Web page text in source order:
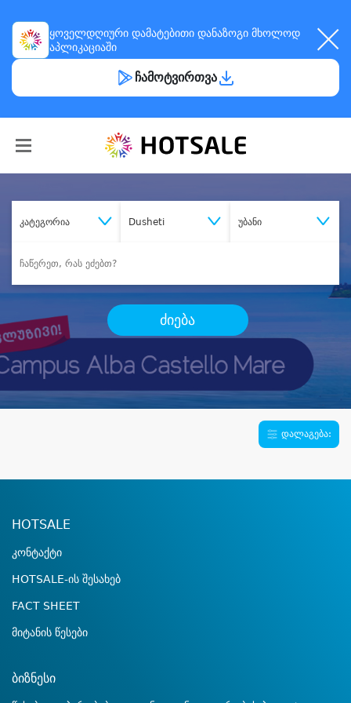
ყოველდღიური დამატებითი დანაზოგი მხოლოდ
აპლიკაციაში
ჩამოტვირთვა
კატეგორია Dusheti უბანი
ძიება
დალაგება:
HOTSALE
კონტაქტი
HOTSALE-ის შესახებ
FACT SHEET
მიტანის წესები
ბიზნესი